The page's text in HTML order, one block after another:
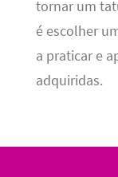
tornar um
é escolher
a praticar e
adquiridas.